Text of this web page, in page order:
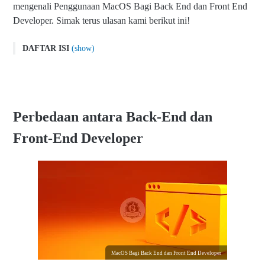
mengenali Penggunaan MacOS Bagi Back End dan Front End
Developer. Simak terus ulasan kami berikut ini!
DAFTAR ISI (show)
Front-End Developer
Pilihan Ekosistem Windows atau MacOS bagi Web Developer
Ekosistem Windows
Apakah MacOS Cocok untuk Front End Developer?
1. Lingkungan Pengembangan yang Optimal
2. Dukungan Terbaik untuk Kreativitas
3. Integrasi yang Mulus
Perbedaan antara Back-End dan
Front-End Developer
MacOS Bagi Back End dan Front End Developer